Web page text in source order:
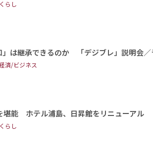
くらし
」は継承できるのか 「デジブレ」説明会／
済/ビジネス
堪能 ホテル浦島、日昇館をリニューアル
くらし